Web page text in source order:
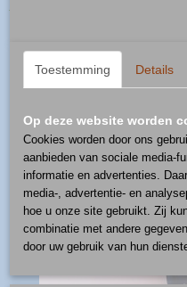
Toestemming Details
Op deze website worden
Cookies worden door ons
aanbieden van sociale media-
informatie en advertenties.
media-, advertentie- en
hoe u onze site gebruikt. Zij
combinatie met andere
door uw gebruik van hun